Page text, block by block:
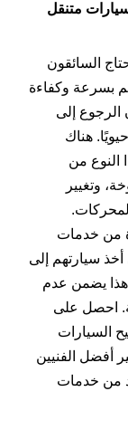
متنقل
السائقون
بسرعة وكفاءة
إلى
هناك
النوع من
وتغيير
من خدمات
سيارتهم إلى
هذا يضمن عدم
احصل على
السيارات
أفضل الفنيين
من خدمات